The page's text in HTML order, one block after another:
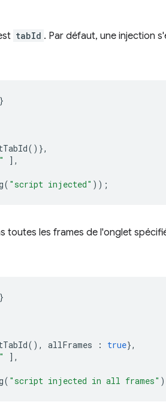
tabId . Par défaut, une injection
}
()},
],
( "script injected" ));
toutes les frames de l'onglet
}
(), allFrames : true},
],
( "script injected in all frames"